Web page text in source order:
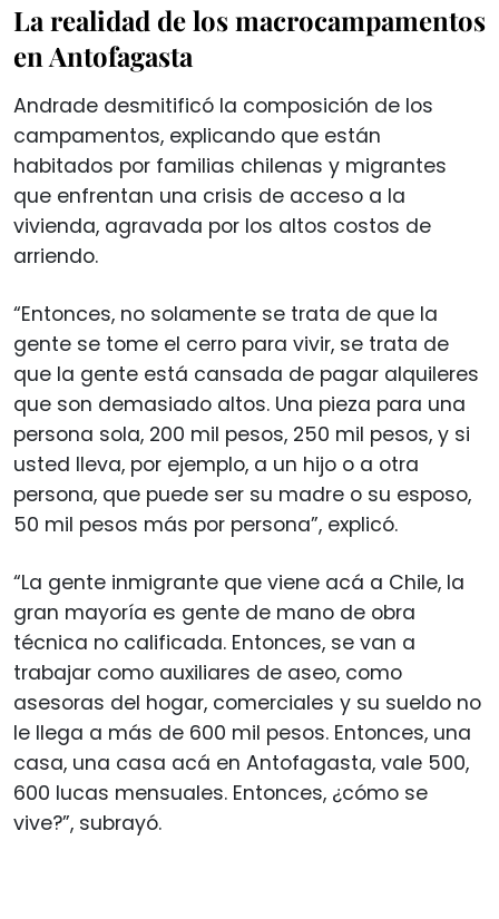
La realidad de los macrocampamentos
en Antofagasta
Andrade desmitificó la composición de los
campamentos, explicando que están
habitados por familias chilenas y migrantes
que enfrentan una crisis de acceso a la
vivienda, agravada por los altos costos de
arriendo.
“Entonces, no solamente se trata de que la
gente se tome el cerro para vivir, se trata de
que la gente está cansada de pagar alquileres
que son demasiado altos. Una pieza para una
persona sola, 200 mil pesos, 250 mil pesos, y si
usted lleva, por ejemplo, a un hijo o a otra
persona, que puede ser su madre o su esposo,
50 mil pesos más por persona”, explicó.
“La gente inmigrante que viene acá a Chile, la
gran mayoría es gente de mano de obra
técnica no calificada. Entonces, se van a
trabajar como auxiliares de aseo, como
asesoras del hogar, comerciales y su sueldo no
le llega a más de 600 mil pesos. Entonces, una
casa, una casa acá en Antofagasta, vale 500,
600 lucas mensuales. Entonces, ¿cómo se
vive?”, subrayó.